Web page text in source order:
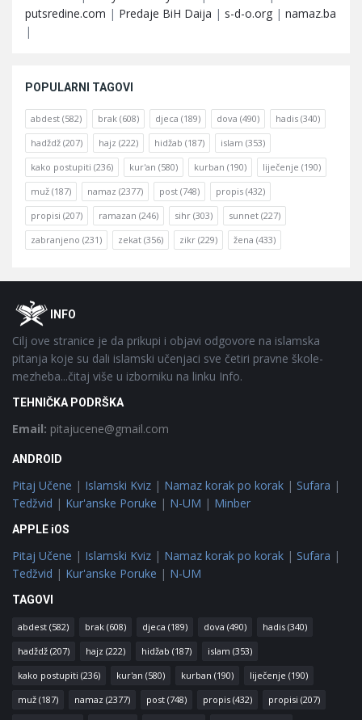
putsredine.com | Predaje BiH Daija | s-d-o.org | namaz.ba
|
POPULARNI TAGOVI
abdest (582) brak (608) djeca (189) dova (490) hadis (340)
hadždž (207) hajz (222) hidžab (187) islam (353)
kako postupiti (236) kur'an (580) kurban (190) liječenje (190)
muž (187) namaz (2377) post (748) propis (432)
propisi (207) ramazan (246) sihr (303) sunnet (227)
zabranjeno (231) zekat (356) zikr (229) žena (433)
FooterOINFO
Cilj ove stranice je da prikupi i objavi odgovore na islamska
pitanja koje su dali islamski učenjaci sve četiri pravne škole-
mezheba...čitaj više u izborniku na linku Info.
TEHNIČKA PODRŠKA
Email: pitajucene@gmail.com
ANDROID
Pitaj Učene | Islamski Kviz | Namaz korak po korak | Sufara |
Tedžvid | Kur'anske Poruke | N-UM | Minber
APPLE iOS
Pitaj Učene | Islamski Kviz | Namaz korak po korak | Sufara |
Tedžvid | Kur'anske Poruke | N-UM
TAGOVI
abdest (582) brak (608) djeca (189) dova (490) hadis (340)
hadždž (207) hajz (222) hidžab (187) islam (353)
kako postupiti (236) kur'an (580) kurban (190) liječenje (190)
muž (187) namaz (2377) post (748) propis (432) propisi (207)